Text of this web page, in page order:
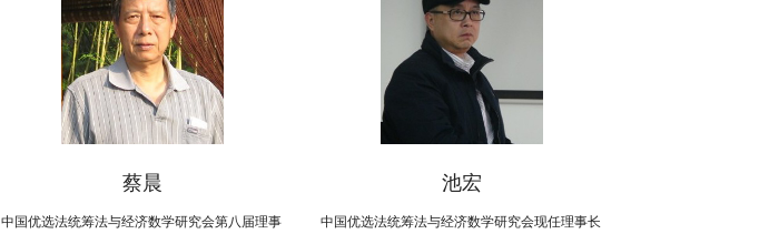
蔡晨
中国优选法统筹法与经济数学研究会第八届理事
池宏
中国优选法统筹法与经济数学研究会现任理事长